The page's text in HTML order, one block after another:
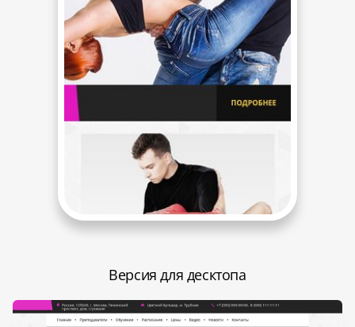
Версия для десктопа